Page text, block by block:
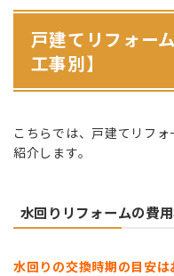
戸建てリフォー
工事別】
こちらでは、戸建てリフ
紹介します。
水回りリフォームの費
水回りの交換時期の目安